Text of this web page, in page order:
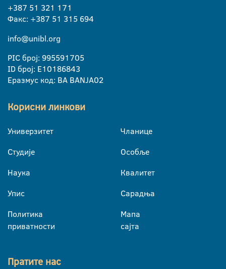
+387 51 321 171
Факс: +387 51 315 694
info@unibl.org
PIC број: 995591705
ID број: E10186843
Еразмус код: BA BANJA02
Корисни линкови
Универзитет
Студије
Наука
Упис
Политика
приватности
Чланице
Особље
Квалитет
Сарадња
Мапа
сајта
Пратите нас